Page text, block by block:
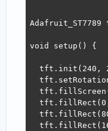
Adafruit_ST7789
void setup() {
tft.init(240,